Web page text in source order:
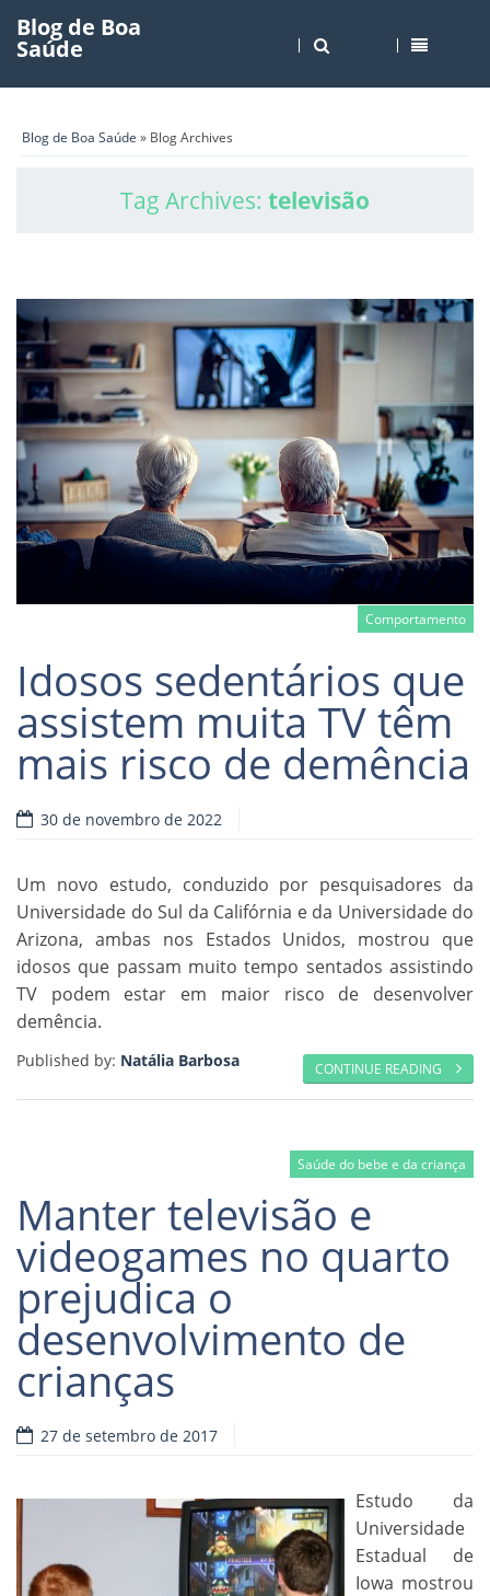
Blog de Boa
Saúde
Blog de Boa Saúde » Blog Archives
Tag Archives: televisão
Comportamento
Read more
Idosos sedentários que
assistem muita TV têm
mais risco de demência
30 de novembro de 2022
Um novo estudo, conduzido por pesquisadores da
Universidade do Sul da Califórnia e da Universidade do
Arizona, ambas nos Estados Unidos, mostrou que
idosos que passam muito tempo sentados assistindo
TV podem estar em maior risco de desenvolver
demência.
CONTINUE READING
Published by: Natália Barbosa
Saúde do bebe e da criança
Manter televisão e
videogames no quarto
prejudica o
desenvolvimento de
crianças
27 de setembro de 2017
Estudo da
Universidade
Estadual de
Iowa mostrou